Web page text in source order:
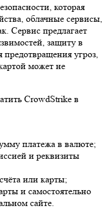
которая
облачные сервисы,
Сервис предлагает
защиту в
угроз,
может не
CrowdStrike в
платежа в валюте;
и реквизиты
или карты;
и самостоятельно
сайте.